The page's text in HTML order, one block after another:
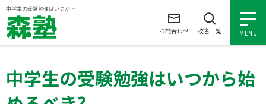
中学生の受験勉強はいつから始めるべき? 1日何時間やればいい？
MENU
小学生の個別指導
お問合わせ 校舎一覧
中学生の受験勉強はいつから始